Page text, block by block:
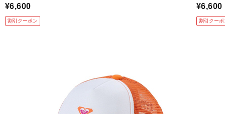
¥6,600
割引クーポン
¥6,600
割引クーポ